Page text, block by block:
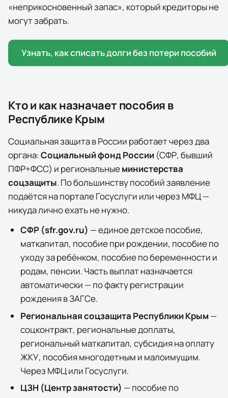
«неприкосновенный запас», который кредиторы не
могут забрать.
Узнать, как списать долги без потери пособий
Кто и как назначает пособия в
Республике Крым
Социальная защита в России работает через два
органа:Социальный фонд России (СФР, бывший
ПФР+ФСС) и региональныеминистерства
соцзащиты. По большинству пособий заявление
подаётся на порталеГосуслуги или через МФЦ —
никуда лично ехать не нужно.
СФР (sfr.gov.ru) — единое детское пособие,
маткапитал, пособие при рождении, пособие по
уходу за ребёнком, пособие по беременности и
родам, пенсии. Часть выплат назначается
автоматически — по факту регистрации
рождения в ЗАГСе.
Региональная соцзащита Республики Крым—
соцконтракт, региональные доплаты,
региональный маткапитал, субсидия на оплату
ЖКУ, пособия многодетным и малоимущим.
Через МФЦ или Госуслуги.
ЦЗН (Центр занятости) — пособие по